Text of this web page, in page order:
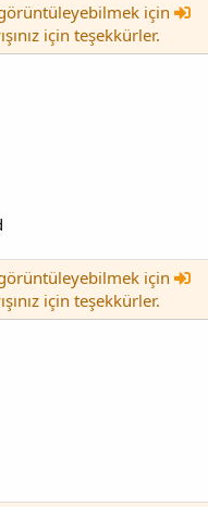
için
için teşekkürler.
için
için teşekkürler.